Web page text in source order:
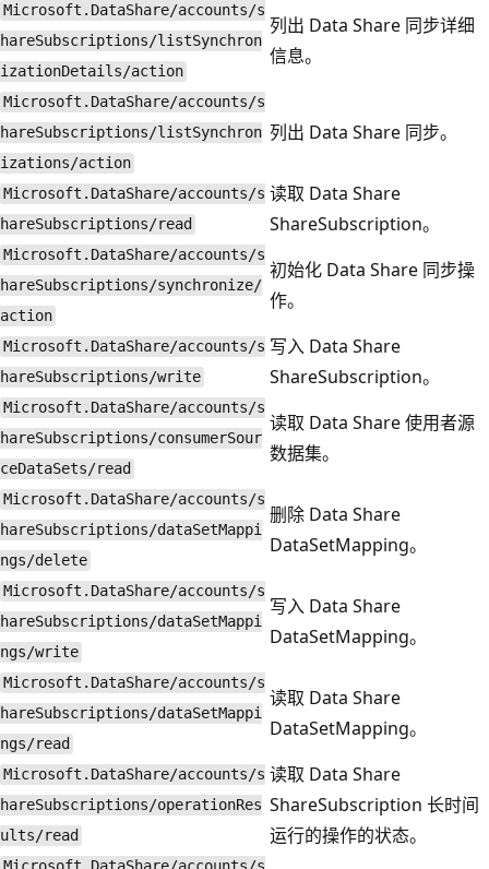
Microsoft.DataShare/accounts/s
hareSubscriptions/listSynchron
izationDetails/action
列出 Data Share 同步详细
信息。
Microsoft.DataShare/accounts/s
hareSubscriptions/listSynchron
izations/action
列出 Data Share 同步。
Microsoft.DataShare/accounts/s
hareSubscriptions/read
读取 Data Share
ShareSubscription。
Microsoft.DataShare/accounts/s
hareSubscriptions/synchronize/
action
初始化 Data Share 同步操
作。
Microsoft.DataShare/accounts/s
hareSubscriptions/write
写入 Data Share
ShareSubscription。
Microsoft.DataShare/accounts/s
hareSubscriptions/consumerSour
ceDataSets/read
读取 Data Share 使用者源
数据集。
Microsoft.DataShare/accounts/s
hareSubscriptions/dataSetMappi
ngs/delete
删除 Data Share
DataSetMapping。
Microsoft.DataShare/accounts/s
hareSubscriptions/dataSetMappi
ngs/write
写入 Data Share
DataSetMapping。
Microsoft.DataShare/accounts/s
hareSubscriptions/dataSetMappi
ngs/read
读取 Data Share
DataSetMapping。
Microsoft.DataShare/accounts/s
hareSubscriptions/operationRes
ults/read
读取 Data Share
ShareSubscription 长时间
运行的操作的状态。